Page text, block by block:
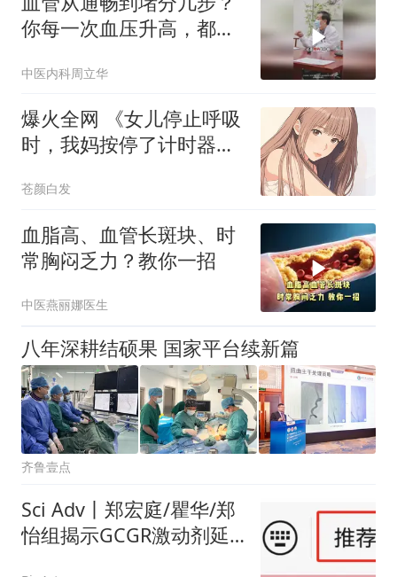
你每一次血压升高，都是
中医内科周立华
爆火全网 《女儿停止呼吸
时，我妈按停了计时器》
苍颜白发
血脂高、血管长斑块、时
常胸闷乏力？教你一招
中医燕丽娜医生
八年深耕结硕果 国家平台续新篇
齐鲁壹点
Sci Adv丨郑宏庭/瞿华/郑
怡组揭示GCGR激动剂延